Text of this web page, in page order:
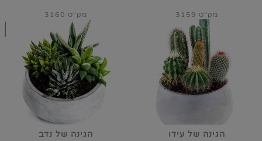
הגינה של עידו
מק"ט 3159
הגינה של נדב
מק"ט 3160